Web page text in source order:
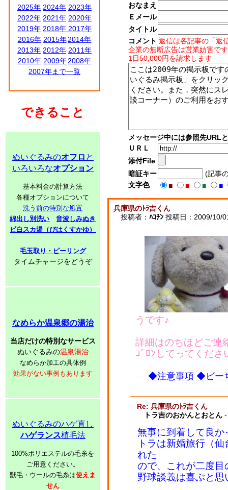
2025年 2024年 2023年
2022年 2021年 2020年
2019年 2018年 2017年
2016年 2015年 2014年
2013年 2012年 2011年
2010年 2009年 2008年
2007年まで一覧
できること
ぬいぐるみのオフロ と
いろいろなオプション
基本料金の計算方法
各種オプションについて
洗う前の特別な処置
綿出し別洗い
音波しみぬき
ビ白スカ湯（びはくすかゆ）
毛玉取り・ピーリング
タイムチャージをどうぞ
なめらか温泉郷の湯治
当店だけの特別なサービス
ぬいぐるみの温泉湯治
なめらか加工の具体例
効果がない事例もあります
ぬいぐるみのハゲ直し
ハゲランス植毛法
100%ポリエステルの毛糸を
ご用意ください。
獣毛・ウールの毛糸は使えま
せん
おなまえ
Ｅメール
タイトル
コメント 返信は各記事の「返
企業の無断広告は営業妨害で
1日50,000円を請求します
メッセージ中には参照先URL
ＵＲＬ
添付File
暗証キー
(記事
文字色
■ ■ ■ ■
兵庫県のﾄﾗ吉くん
投稿者： ﾊｺﾁﾝ 投稿日：2009/10/
うです♪
詳細はのちほどご連
ｺﾞﾛﾝしてってくださ
◆注意事項 ◆ビー
Re: 兵庫県のﾄﾗ吉くん
トラ吉のおかんとおとん
無事に到着して良か
トラは新婚旅行（
れた
ので、これが二度目
野球談義は喜ぶと